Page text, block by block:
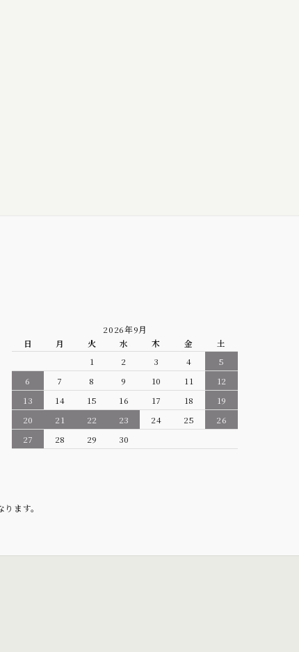
2026年9月
日
月 火 水 木 金
土
1
2 3 4
5
6
7 8 9 10 11
12
13
14 15 16 17 18
19
20
21 22 23 24 25
26
27
28 29 30
ます。